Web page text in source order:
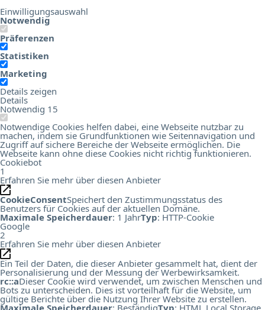
Einwilligungsauswahl
Notwendig
Präferenzen
Statistiken
Marketing
Details zeigen
Details
Notwendig 15
Notwendige Cookies helfen dabei, eine Webseite nutzbar zu
machen, indem sie Grundfunktionen wie Seitennavigation und
Zugriff auf sichere Bereiche der Webseite ermöglichen. Die
Webseite kann ohne diese Cookies nicht richtig funktionieren.
Cookiebot
1
Erfahren Sie mehr über diesen Anbieter
CookieConsentSpeichert den Zustimmungsstatus des
Benutzers für Cookies auf der aktuellen Domäne.
Maximale Speicherdauer: 1 JahrTyp: HTTP-Cookie
Google
2
Erfahren Sie mehr über diesen Anbieter
Ein Teil der Daten, die dieser Anbieter gesammelt hat, dient der
Personalisierung und der Messung der Werbewirksamkeit.
rc::aDieser Cookie wird verwendet, um zwischen Menschen und
Bots zu unterscheiden. Dies ist vorteilhaft für die Website, um
gültige Berichte über die Nutzung Ihrer Website zu erstellen.
Maximale Speicherdauer: BeständigTyp: HTML Local Storage